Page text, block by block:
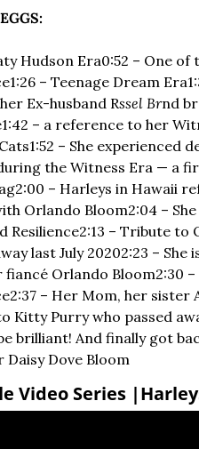
Hudson Era0:52 – One
1:26 – Teenage Dream Era
Ex-husband Rssel Brnd
1:42 – a reference to her
1:52 – She experienced
the Witness Era — a
2:00 – Harleys in Hawaii
Orlando Bloom2:04 –
Resilience2:13 – Tribute to
last July 20202:23 – She
fiancé Orlando Bloom2:30
2:37 – Her Mom, her sister
Kitty Purry who passed
brilliant! And finally got
Daisy Dove Bloom
Video Series